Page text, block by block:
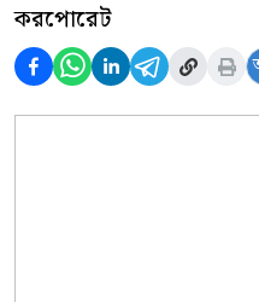
করপোরেট